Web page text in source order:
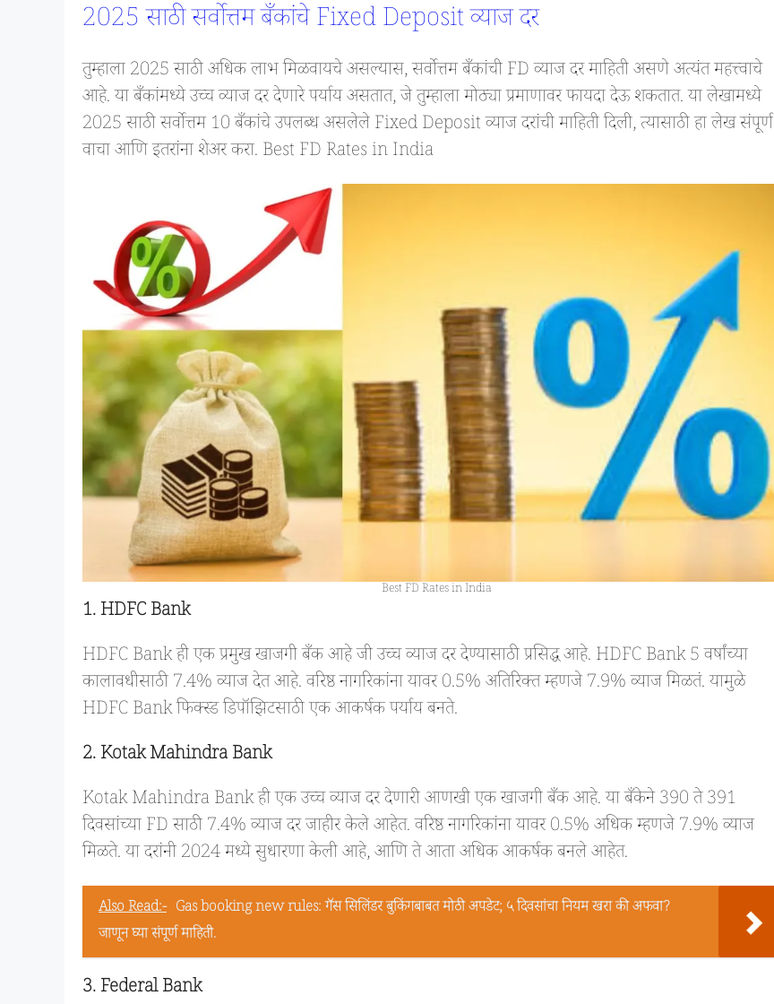
2025 साठी सर्वोत्तम बँकांचे Fixed Deposit व्याज दर
तुम्हाला 2025 साठी अधिक लाभ मिळवायचे असल्यास, सर्वोत्तम बँकांची FD व्याज दर माहिती असणे अत्यंत महत्त्वाचे
आहे. या बँकांमध्ये उच्च व्याज दर देणारे पर्याय असतात, जे तुम्हाला मोठ्या प्रमाणावर फायदा देऊ शकतात. या लेखामध्ये
2025 साठी सर्वोत्तम 10 बँकांचे उपलब्ध असलेले Fixed Deposit व्याज दरांची माहिती दिली, त्यासाठी हा लेख संपूर्ण
वाचा आणि इतरांना शेअर करा. Best FD Rates in India
Best FD Rates in India
1. HDFCBank
HDFC Bank ही एक प्रमुख खाजगी बँक आहे जी उच्च व्याज दर देण्यासाठी प्रसिद्ध आहे. HDFC Bank 5 वर्षांच्या
कालावधीसाठी 7.4% व्याज देत आहे. वरिष्ठ नागरिकांना यावर 0.5% अतिरिक्त म्हणजे 7.9% व्याज मिळतं. यामुळे
HDFC Bank फिक्स्ड डिपॉझिटसाठी एक आकर्षक पर्याय बनते.
2. Kotak MahindraBank
Kotak Mahindra Bank ही एक उच्च व्याज दर देणारी आणखी एक खाजगी बँक आहे. या बँकेने 390 ते 391
दिवसांच्या FD साठी 7.4% व्याज दर जाहीर केले आहेत. वरिष्ठ नागरिकांना यावर 0.5% अधिक म्हणजे 7.9% व्याज
मिळते. या दरांनी 2024 मध्ये सुधारणा केली आहे, आणि ते आता अधिक आकर्षक बनले आहेत.
Also Read:- Gas booking new rules: गॅस सिलिंडर बुकिंगबाबत मोठी अपडेट; ५ दिवसांचा नियम खरा की अफवा?
जाणून घ्या संपूर्ण माहिती.
3. FederalBank